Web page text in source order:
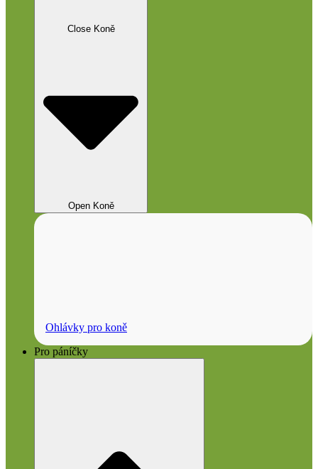
Close Koně
Open Koně
Ohlávky pro koně
Pro páníčky